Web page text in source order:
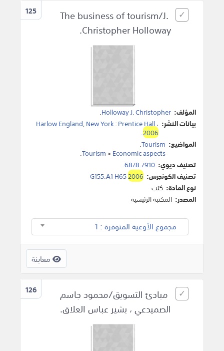
125
The business of tourism/J.
Christopher Holloway.
المؤلف: Holloway J. Christopher
.
بيانات النشر:
Harlow England,New York:Prentice Hall،
2006
.
المواضيع: Tourism
.
Tourism>Economic aspects
.
تصنيف ديوي: 910/.68/8.
تصنيف الكونجرس:
G155.A1 H652006
نوع المادة: كتب
المصدر: المكتبة الرئيسية
مجموع الأوعية المتوفرة : 1
معاينة
126
مبادئ التسويق/محمود جاسم
الصميدعي ، بشير عباس العلاق.